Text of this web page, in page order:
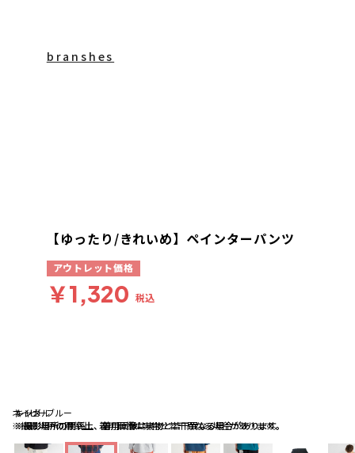
ネイビーブルー
※撮影場所の関係上、着用画像は実物と若干異なる場合があります。
レンガ
※撮影場所の関係上、着用画像は実物と若干異なる場合があります。
キャメル
※撮影場所の関係上、着用画像は実物と若干異なる場合があります。
branshes
【ゆったり/きれいめ】ペインターパンツ
アウトレット価格
￥1,320 税込